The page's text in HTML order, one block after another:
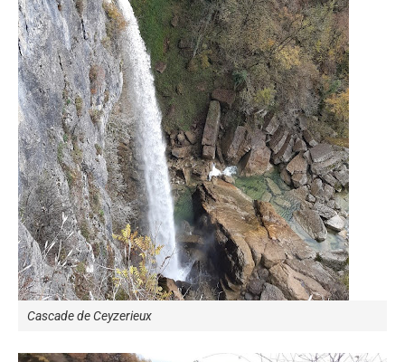
Cascade de Ceyzerieux